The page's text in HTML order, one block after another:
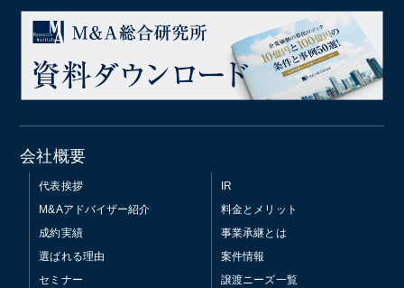
会社概要
代表挨拶
M&Aアドバイザー紹介
成約実績
選ばれる理由
セミナー
IR
料金とメリット
事業承継とは
案件情報
譲渡ニーズ一覧